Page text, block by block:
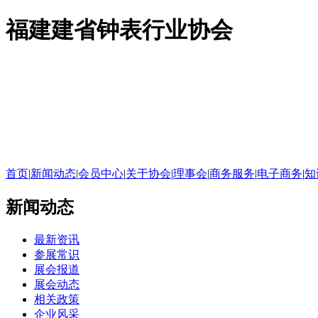
福建建省钟表行业协会
首页|新闻动态|会员中心|关于协会|理事会|商务服务|电子商务|知
新闻动态
最新资讯
参展常识
展会报道
展会动态
相关政策
企业风采